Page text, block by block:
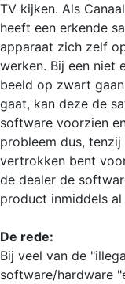
TV kijken. Als
heeft een erkende
apparaat zich zelf
werken. Bij een niet
beeld op zwart
gaat, kan deze de
software voorzien
probleem dus,
vertrokken bent
de dealer de
product inmiddels
De rede:
Bij veel van de
software/hardware